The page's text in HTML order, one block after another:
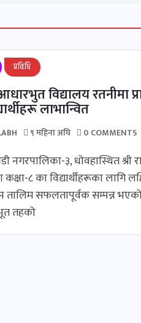
प्रविधि
आधारभुत विद्यालय रतनीमा
लाभान्वित
९ महिना अघि 0 COMMENTS
नगरपालिका-३, धोवहास्थित श्री
कक्षा-८ का विद्यार्थीहरूका लागि
तालिम सफलतापूर्वक सम्पन्न
तहको